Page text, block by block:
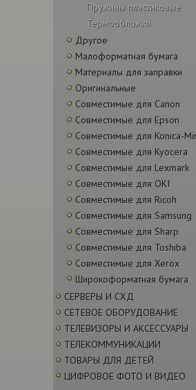
Пружины пластиковые
Термообложки
Другое
Малоформатная бумага
Материалы для заправки
Оригинальные
Совместимые для Canon
Совместимые для Epson
Совместимые для Konica-
Совместимые для Kyocera
Совместимые для Lexmark
Совместимые для OKI
Совместимые для Ricoh
Совместимые для Samsung
Совместимые для Sharp
Совместимые для Toshiba
Совместимые для Xerox
Широкоформатная бумага
СЕРВЕРЫ И СХД
СЕТЕВОЕ ОБОРУДОВАНИЕ
ТЕЛЕВИЗОРЫ И АКСЕССУАРЫ
ТЕЛЕКОММУНИКАЦИИ
ТОВАРЫ ДЛЯ ДЕТЕЙ
ЦИФРОВОЕ ФОТО И ВИДЕО